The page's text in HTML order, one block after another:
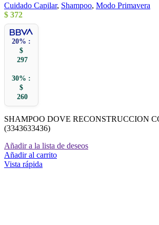
Cuidado Capilar, Shampoo, Modo Primavera
$ 372
20% :
$
297
30% :
$
260
SHAMPOO DOVE RECONSTRUCCION
(3343633436)
Añadir a la lista de deseos
Añadir al carrito
Vista rápida